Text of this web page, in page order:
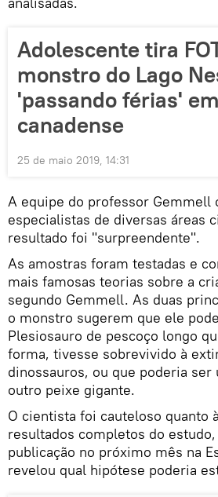
Adolescente tira
monstro do Lago
'passando férias'
canadense
25 de maio 2019, 14:31
A equipe do professor Gemmell
especialistas de diversas áreas
resultado foi "surpreendente".
As amostras foram testadas e
mais famosas teorias sobre a
segundo Gemmell. As duas
o monstro sugerem que ele
Plesiosauro de pescoço longo
forma, tivesse sobrevivido à
dinossauros, ou que poderia ser
outro peixe gigante.
O cientista foi cauteloso quanto
resultados completos do
publicação no próximo mês na
revelou qual hipótese poderia